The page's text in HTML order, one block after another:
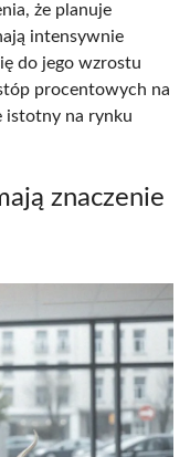
że planuje
intensywnie
do jego wzrostu
procentowych na
istotny na rynku
znaczenie